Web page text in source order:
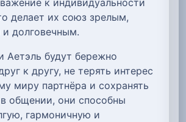
к индивидуальности
делает их союз зрелым,
долговечным.
Аетэль будут бережно
к другу, не терять интерес
миру партнёра и сохранять
общении, они способны
гармоничную и